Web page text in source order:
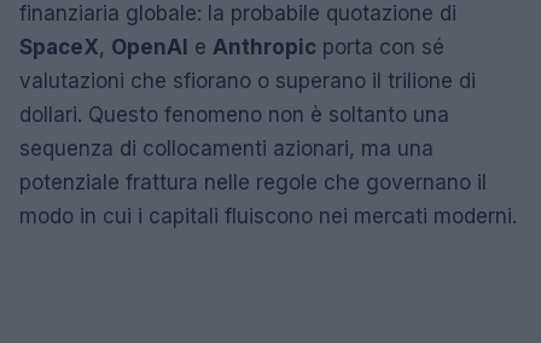
finanziaria globale: la probabile quotazione di
SpaceX, OpenAI e Anthropic porta con sé
valutazioni che sfiorano o superano il trilione di
dollari. Questo fenomeno non è soltanto una
sequenza di collocamenti azionari, ma una
potenziale frattura nelle regole che governano il
modo in cui i capitali fluiscono nei mercati moderni.